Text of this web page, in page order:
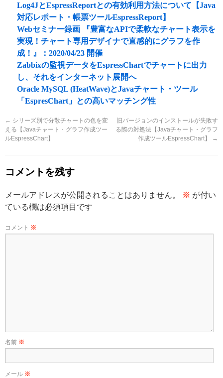
Log4JとEspressReportとの有効利用方法について【Java
対応レポート・帳票ツールEspressReport】
Webセミナー録画 『豊富なAPIで柔軟なチャート表示を
実現！チャート専用デザイナで直感的にグラフを作
成！』：2020/04/23 開催
Zabbixの監視データをEspressChartでチャートに出力
し、それをインターネット展開へ
Oracle MySQL (HeatWave)とJavaチャート・ツール
「EspresChart」との高いマッチング性
← シリーズ別で分散チャートの色を変
える【Javaチャート・グラフ作成ツー
ルEspressChart】
旧バージョンのインストールが失敗す
る際の対処法【Javaチャート・グラフ
作成ツールEspressChart】
→
コメントを残す
メールアドレスが公開されることはありません。 ※ が付い
ている欄は必須項目です
コメント ※
名前 ※
メール ※